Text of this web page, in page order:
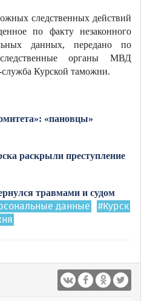
следственных действий
по факту незаконного
данных, передано по
органы МВД
служба Курской таможни.
«пановцы»
раскрыли преступление
травмами и судом
данные
#Курск